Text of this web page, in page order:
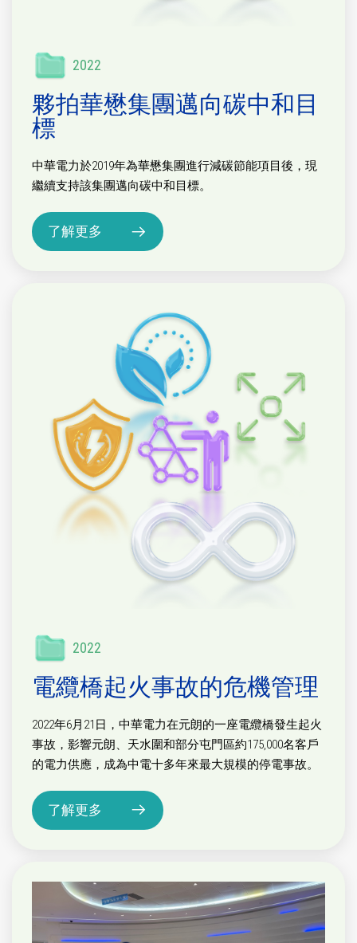
2022
夥拍華懋集團邁向碳中和目
標
中華電力於2019年為華懋集團進行減碳節能項目後，現
繼續支持該集團邁向碳中和目標。
了解更多
2022
電纜橋起火事故的危機管理
2022年6月21日，中華電力在元朗的一座電纜橋發生起火
事故，影響元朗、天水圍和部分屯門區約175,000名客戶
的電力供應，成為中電十多年來最大規模的停電事故。
了解更多